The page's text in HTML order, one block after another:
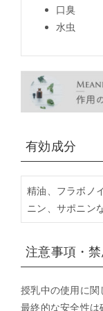
口臭
水虫
有効成分
精油、フラボノ
ニン、サポニン
注意事項・禁
授乳中の使用に関
最終的な安全性は